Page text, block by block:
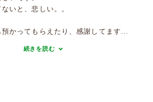
いと、悲しい。。
かってもらえたり、感謝してます...
続きを読む